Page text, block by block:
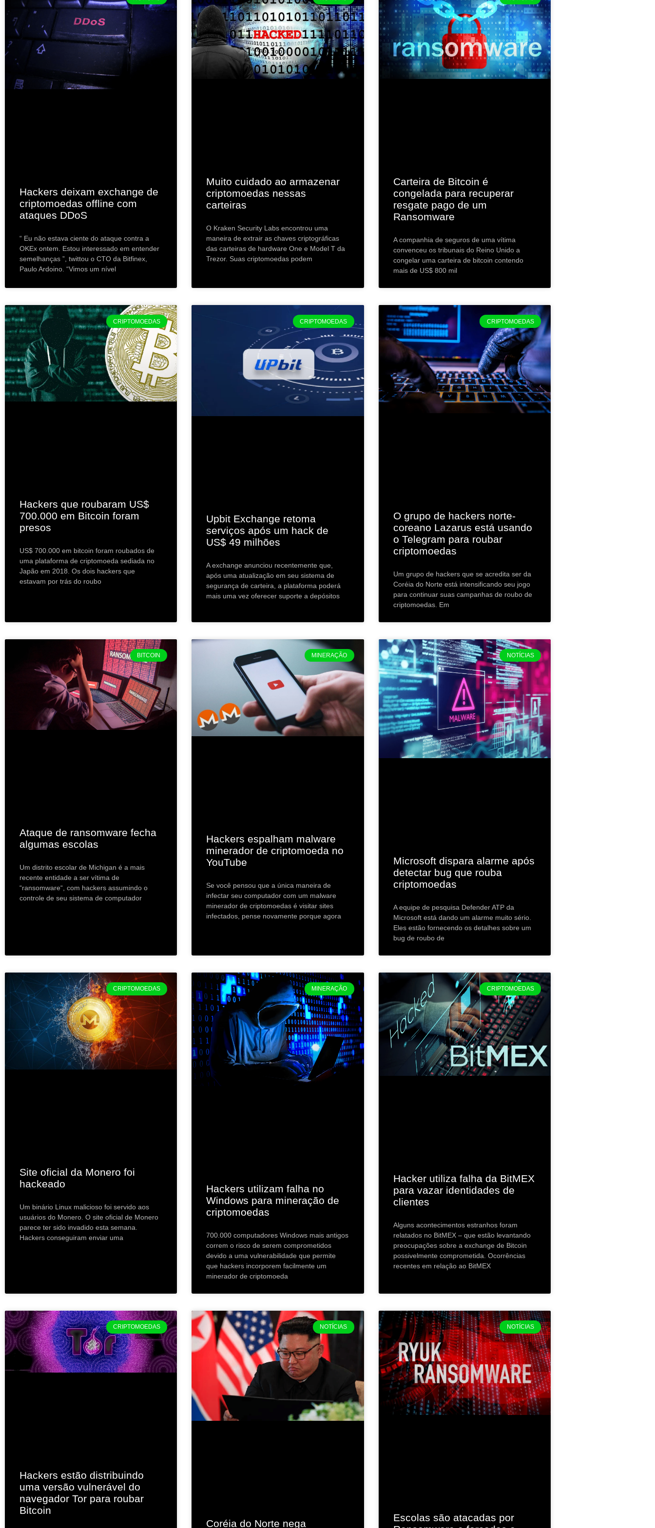
Hackers deixam exchange de
criptomoedas offline com
ataques DDoS
“ Eu não estava ciente do ataque contra a
OKEx ontem. Estou interessado em entender
semelhanças ”, twittou o CTO da Bitfinex,
Paulo Ardoino. “Vimos um nível
Muito cuidado ao armazenar
criptomoedas nessas
carteiras
O Kraken Security Labs encontrou uma
maneira de extrair as chaves criptográficas
das carteiras de hardware One e Model T da
Trezor. Suas criptomoedas podem
Carteira de Bitcoin é
congelada para recuperar
resgate pago de um
Ransomware
A companhia de seguros de uma vítima
convenceu os tribunais do Reino Unido a
congelar uma carteira de bitcoin contendo
mais de US$ 800 mil
CRIPTOMOEDAS
Hackers que roubaram US$
700.000 em Bitcoin foram
presos
US$ 700.000 em bitcoin foram roubados de
uma plataforma de criptomoeda sediada no
Japão em 2018. Os dois hackers que
estavam por trás do roubo
CRIPTOMOEDAS
Upbit Exchange retoma
serviços após um hack de
US$ 49 milhões
A exchange anunciou recentemente que,
após uma atualização em seu sistema de
segurança de carteira, a plataforma poderá
mais uma vez oferecer suporte a depósitos
CRIPTOMOEDAS
O grupo de hackers norte-
coreano Lazarus está usando
o Telegram para roubar
criptomoedas
Um grupo de hackers que se acredita ser da
Coréia do Norte está intensificando seu jogo
para continuar suas campanhas de roubo de
criptomoedas. Em
BITCOIN
Ataque de ransomware fecha
algumas escolas
Um distrito escolar de Michigan é a mais
recente entidade a ser vítima de
“ransomware“, com hackers assumindo o
controle de seu sistema de computador
MINERAÇÃO
Hackers espalham malware
minerador de criptomoeda no
YouTube
Se você pensou que a única maneira de
infectar seu computador com um malware
minerador de criptomoedas é visitar sites
infectados, pense novamente porque agora
NOTÍCIAS
Microsoft dispara alarme após
detectar bug que rouba
criptomoedas
A equipe de pesquisa Defender ATP da
Microsoft está dando um alarme muito sério.
Eles estão fornecendo os detalhes sobre um
bug de roubo de
CRIPTOMOEDAS
Site oficial da Monero foi
hackeado
Um binário Linux malicioso foi servido aos
usuários do Monero. O site oficial de Monero
parece ter sido invadido esta semana.
Hackers conseguiram enviar uma
MINERAÇÃO
Hackers utilizam falha no
Windows para mineração de
criptomoedas
700.000 computadores Windows mais antigos
correm o risco de serem comprometidos
devido a uma vulnerabilidade que permite
que hackers incorporem facilmente um
minerador de criptomoeda
CRIPTOMOEDAS
Hacker utiliza falha da BitMEX
para vazar identidades de
clientes
Alguns acontecimentos estranhos foram
relatados no BitMEX – que estão levantando
preocupações sobre a exchange de Bitcoin
possivelmente comprometida. Ocorrências
recentes em relação ao BitMEX
CRIPTOMOEDAS
Hackers estão distribuindo
uma versão vulnerável do
navegador Tor para roubar
Bitcoin
NOTÍCIAS
Coréia do Norte nega
NOTÍCIAS
Escolas são atacadas por